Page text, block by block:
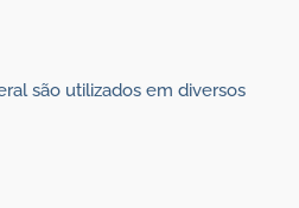
são utilizados em diversos